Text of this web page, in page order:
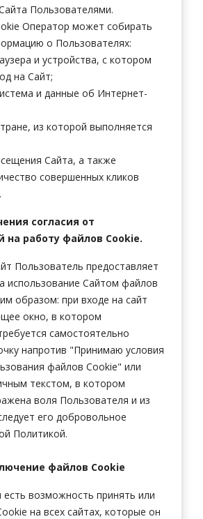
Пользователями.
Оператор может собирать
о Пользователях:
и устройства, с котором
на Сайт;
и данные об Интернет-
из которой выполняется
Сайта, а также
совершенных кликов
согласия от
на работу файлов Cookie.
Пользователь предоставляет
использование Сайтом файлов
образом: при входе на сайт
окно, в котором
самостоятельно
напротив "Принимаю условия
файлов Cookie" или
текстом, в котором
воля Пользователя и из
его добровольное
Политикой.
файлов Cookie
возможность принять или
на всех сайтах, которые он